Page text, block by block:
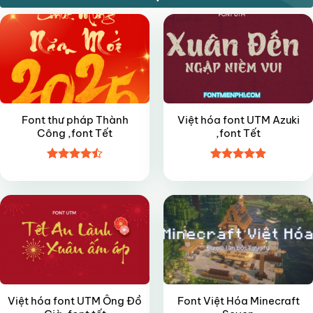
Font thư pháp Thành
Công ,font Tết
hạng4.5
Việt hóa font UTM Azuki
,font Tết
hạng4.95
Việt hóa font UTM Ông Đồ
Font Việt Hóa Minecraft